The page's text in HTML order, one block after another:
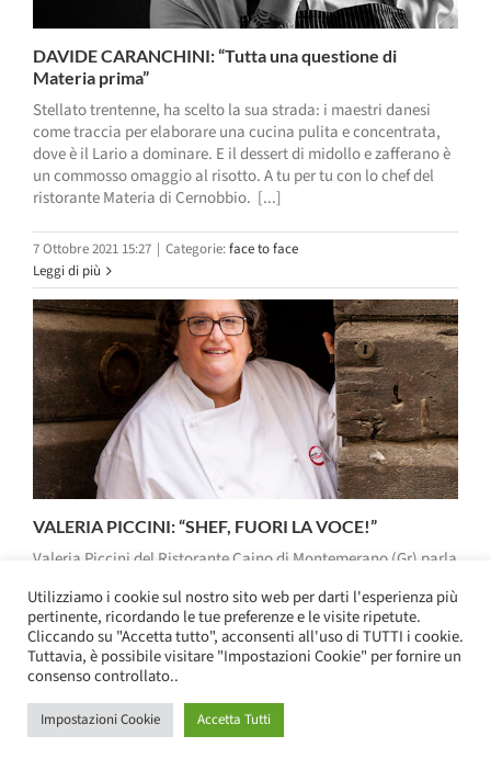
DAVIDE CARANCHINI: “Tutta una questione di
Materia prima”
Stellato trentenne, ha scelto la sua strada: i maestri danesi
come traccia per elaborare una cucina pulita e concentrata,
dove è il Lario a dominare. E il dessert di midollo e zafferano è
un commosso omaggio al risotto. A tu per tu con lo chef del
ristorante Materia di Cernobbio. [...]
7 Ottobre 2021 15:27 | Categorie:face to face
Leggi di più
VALERIA PICCINI: “SHEF, FUORI LA VOCE!”
Valeria Piccini del Ristorante Caino di Montemerano (Gr) parla
Toscana e di cucina. E delle nuove leve, tra cui sembrano
esserci alcuni giovani parecchio promettenti. di Elisa Tonussi
Toscana Doc, da ben 43 anni, Valeria Piccini interpreta [...]
Leggi di più
Utilizziamo i cookie sul nostro sito web per darti l'esperienza più
pertinente, ricordando le tue preferenze e le visite ripetute.
Cliccando su "Accetta tutto", acconsenti all'uso di TUTTI i cookie.
Tuttavia, è possibile visitare "Impostazioni Cookie" per fornire un
consenso controllato..
Impostazioni Cookie Accetta Tutti